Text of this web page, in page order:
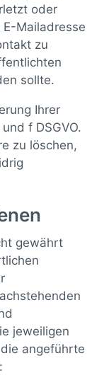
oder
Mailadresse
zu
sollte.
Ihrer
f DSGVO.
zu löschen,
gewährt
jeweiligen
angeführte